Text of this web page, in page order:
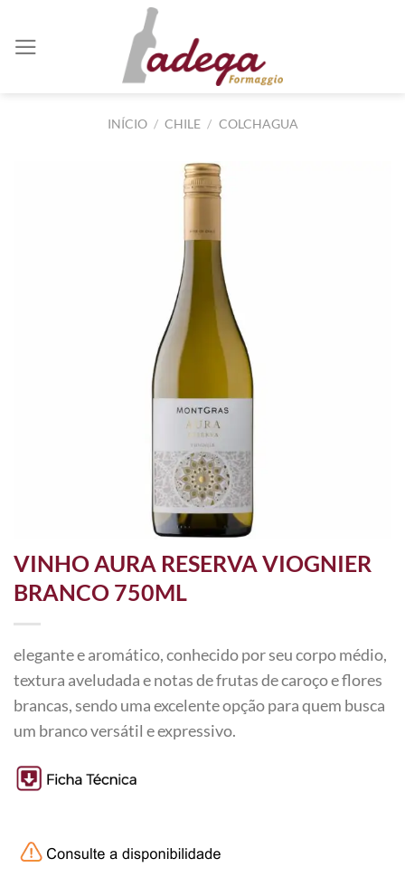
INÍCIO / CHILE / COLCHAGUA
VINHO AURA RESERVA VIOGNIER
BRANCO 750ML
elegante e aromático, conhecido por seu corpo médio,
textura aveludada e notas de frutas de caroço e flores
brancas, sendo uma excelente opção para quem busca
um branco versátil e expressivo.